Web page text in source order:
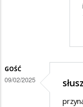
GOŚĆ
09/02/2025